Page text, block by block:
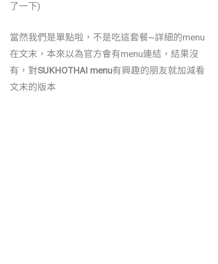
了一下)
當然我們是單點啦，不是吃這套餐~詳細的menu
在文末，本來以為官方會有menu連結，結果沒
有，對SUKHOTHAI menu有興趣的朋友就加減看
文末的版本